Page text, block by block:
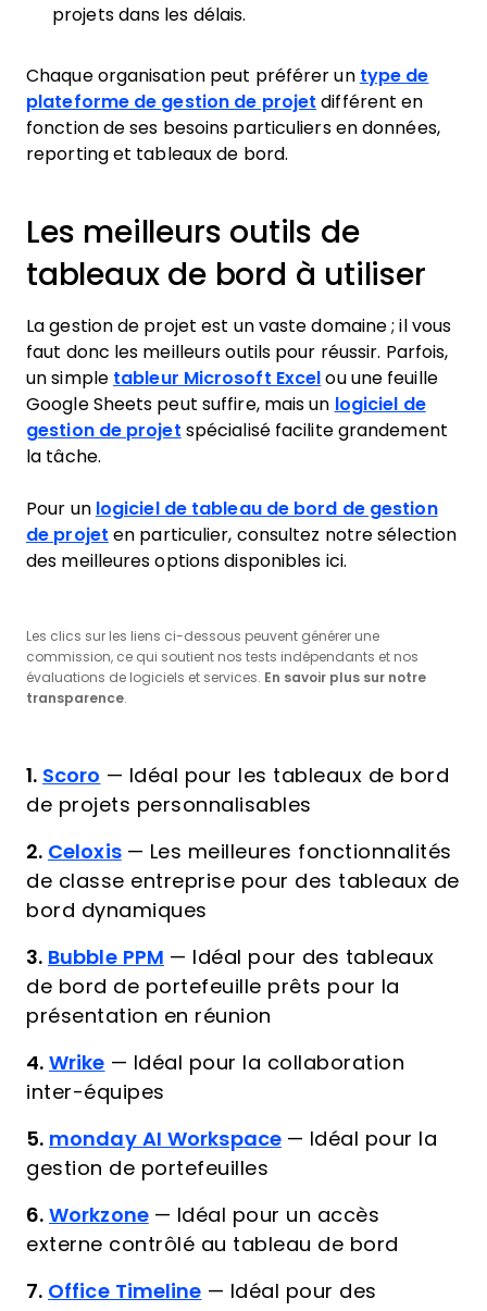
projets dans les délais.
Chaque organisation peut préférer un type de
plateforme de gestion de projet différent en
fonction de ses besoins particuliers en données,
reporting et tableaux de bord.
Les meilleurs outils de
tableaux de bord à utiliser
La gestion de projet est un vaste domaine ; il vous
faut donc les meilleurs outils pour réussir. Parfois,
un simple tableur Microsoft Excel ou une feuille
Google Sheets peut suffire, mais un logiciel de
gestion de projet spécialisé facilite grandement
la tâche.
Pour un logiciel de tableau de bord de gestion
de projet en particulier, consultez notre sélection
des meilleures options disponibles ici.
Les clics sur les liens ci-dessous peuvent générer une
commission, ce qui soutient nos tests indépendants et nos
évaluations de logiciels et services. En savoir plus sur notre
transparence.
1. Scoro — Idéal pour les tableaux de bord
de projets personnalisables
2. Celoxis — Les meilleures fonctionnalités
de classe entreprise pour des tableaux de
bord dynamiques
3. Bubble PPM —
Idéal pour des tableaux
de bord de portefeuille prêts pour la
présentation en réunion
4. Wrike — Idéal pour la collaboration
inter-équipes
5. monday AI Workspace — Idéal pour la
gestion de portefeuilles
6. Workzone — Idéal pour un accès
externe contrôlé au tableau de bord
7. Office Timeline — Idéal pour des